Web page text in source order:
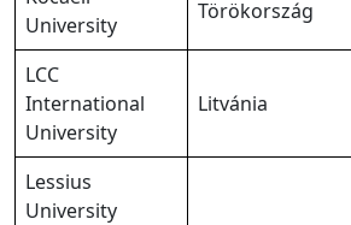
University
Törökország
LCC
International
University
Litvánia
Lessius
University